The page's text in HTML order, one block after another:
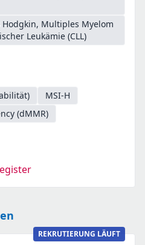
Multiples Myelom
Leukämie (CLL)
MSI-H
(dMMR)
REKRUTIERUNG LÄUFT